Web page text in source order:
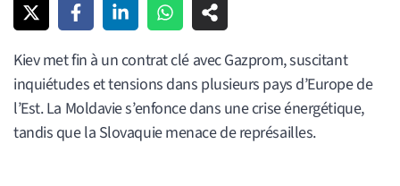
Kiev met fin à un contrat clé avec Gazprom, suscitant
inquiétudes et tensions dans plusieurs pays d’Europe de
l’Est. La Moldavie s’enfonce dans une crise énergétique,
tandis que la Slovaquie menace de représailles.